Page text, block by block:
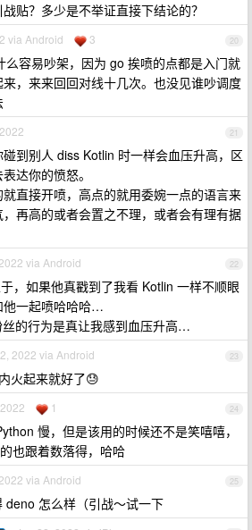
贴？多少是不举证直接下结论的？
20
via Android 3
么容易吵架，因为 go 挨喷的点都是入门就
，来来回回对线十几次。也没见谁吵调度
21
到别人 diss Kotlin 时一样会血压升高，区
达你的愤怒。
直接开喷，高点的就用委婉一点的语言来
再高的或者会置之不理，或者会有理有据
22
via Android
，如果他真戳到了我看 Kotlin 一样不顺眼
他一起喷哈哈哈…
的行为是真让我感到血压升高…
23
2022 via Android
火起来就好了😓
24
1
慢，但是该用的时候还不是笑嘻嘻，
也跟着数落得，哈哈
25
via Android
deno 怎么样（引战～试一下